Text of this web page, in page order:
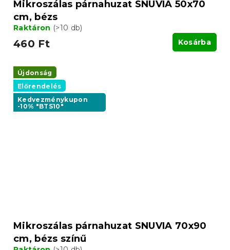
Mikroszálas párnahuzat SNUVIA 50x70
cm, bézs
Raktáron (>10 db)
460 Ft Kosárba
Újdonság
Előrendelés
Kedvezménykupon
-10% "BTS10"
Mikroszálas párnahuzat SNUVIA 70x90
cm, bézs színű